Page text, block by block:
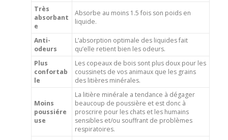
Très
absorbant
e
Absorbe au moins 1.5 fois son poids en
liquide.
Anti-
odeurs
L’absorption optimale des liquides fait
qu’elle retient bien les odeurs.
Plus
confortab
le
Les copeaux de bois sont plus doux pour les
coussinets de vos animaux que les grains
des litières minérales.
Moins
poussiére
use
La litière minérale a tendance à dégager
beaucoup de poussière et est donc à
proscrire pour les chats et les humains
sensibles et/ou souffrant de problèmes
respiratoires.